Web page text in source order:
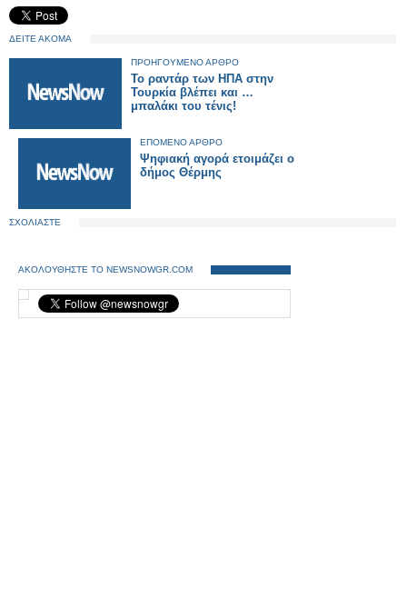
ΔΕΙΤΕ ΑΚΟΜΑ
ΠΡΟΗΓΟΥΜΕΝΟ ΑΡΘΡΟ
Το ραντάρ των ΗΠΑ στην
Τουρκία βλέπει και …
μπαλάκι του τένις!
ΕΠΟΜΕΝΟ ΑΡΘΡΟ
Ψηφιακή αγορά ετοιμάζει ο
δήμος Θέρμης
ΣΧΟΛΙΑΣΤΕ
ΑΚΟΛΟΥΘΗΣΤΕ ΤΟ NEWSNOWGR.COM